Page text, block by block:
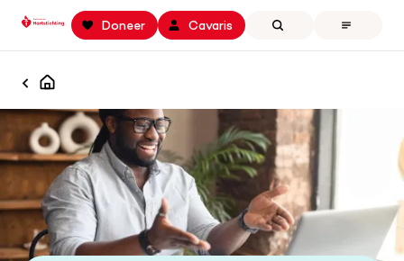
Spring
Spring
navigatie
Keer
de
Doneer Cavaris
Zoeken
the
Zoek binnen professionals.hartstichting.nl
Zoeken
Home
Openstaande calls
Samenwerking en financiering
Actualiteiten
Homepagina